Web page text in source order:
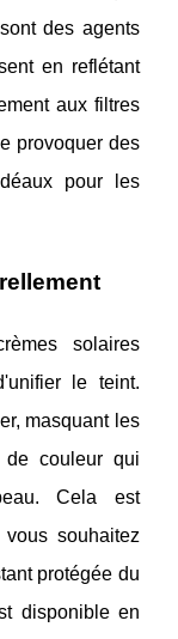
des agents
en reflétant
aux filtres
provoquer des
pour les
solaires
le teint.
masquant les
de couleur qui
Cela est
souhaitez
protégée du
disponible en